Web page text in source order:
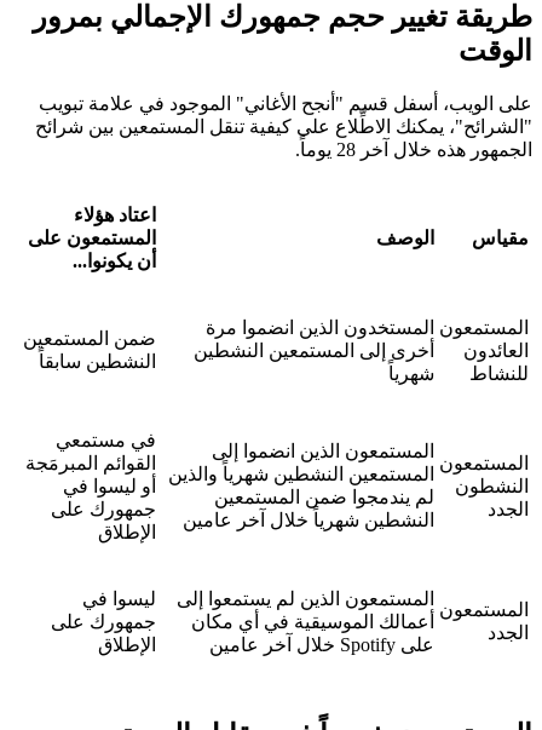
طريقة تغيير حجم جمهورك الإجمالي بمرور
الوقت
على الويب، أسفل قسم "أنجح الأغاني" الموجود في علامة تبويب
"الشرائح"، يمكنك الاطِّلاع على كيفية تنقل المستمعين بين شرائح
الجمهور هذه خلال آخر 28 يوماً.
مقياس الوصف
اعتاد هؤلاء
المستمعون على
أن يكونوا...
المستمعون
العائدون
للنشاط
المستخدون الذين انضموا مرة
أخرى إلى المستمعين النشطين
شهرياً
ضمن المستمعين
النشطين سابقاً
المستمعون
النشطون
الجدد
المستمعون الذين انضموا إلى
المستمعين النشطين شهرياً والذين
لم يندمجوا ضمن المستمعين
النشطين شهرياً خلال آخر عامين
في مستمعي
القوائم المبرمَجة
أو ليسوا في
جمهورك على
الإطلاق
المستمعون
الجدد
المستمعون الذين لم يستمعوا إلى
أعمالك الموسيقية في أي مكان
على Spotify خلال آخر عامين
ليسوا في
جمهورك على
الإطلاق